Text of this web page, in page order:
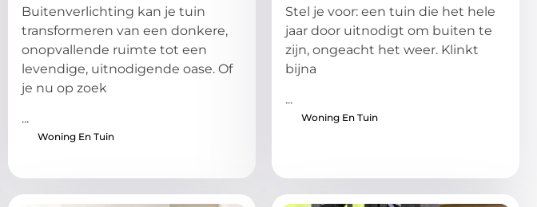
Buitenverlichting kan je tuin
transformeren van een donkere,
onopvallende ruimte tot een
levendige, uitnodigende oase. Of
je nu op zoek
...
Woning En Tuin
Stel je voor: een tuin die het hele
jaar door uitnodigt om buiten te
zijn, ongeacht het weer. Klinkt
bijna
...
Woning En Tuin